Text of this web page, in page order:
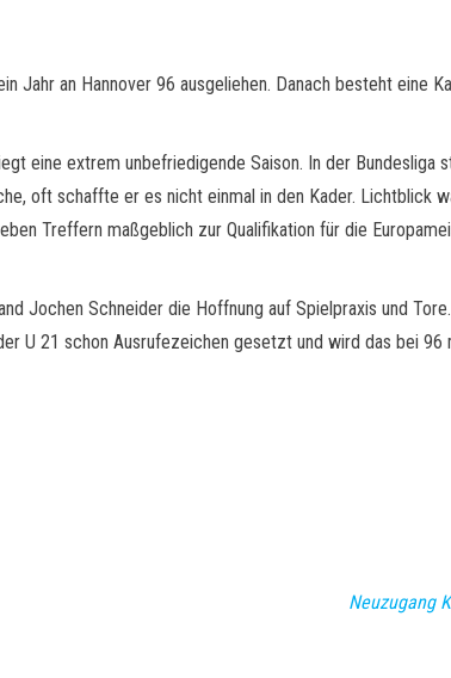
an Hannover 96 ausgeliehen. Danach besteht eine
eine extrem unbefriedigende Saison. In der Bundesliga
oft schaffte er es nicht einmal in den Kader. Lichtblick
Treffern maßgeblich zur Qualifikation für die
Jochen Schneider die Hoffnung auf Spielpraxis und
U 21 schon Ausrufezeichen gesetzt und wird das bei 96
Neuzugang